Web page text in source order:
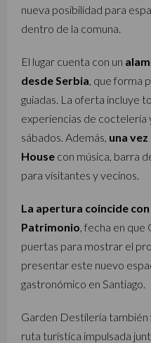
nueva posibilidad para
dentro de la comuna.
El lugar cuenta con un
desde Serbia , que forma
guiadas. La oferta incluye
experiencias de coctelería
sábados. Además, una
House con música, barra
para visitantes y vecinos.
La apertura coincide
Patrimonio , fecha en
puertas para mostrar el
presentar este nuevo
gastronómico en Santiago.
Garden Destilería
ruta turística impulsada